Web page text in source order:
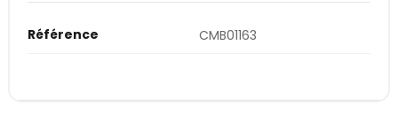
Référence CMB01163